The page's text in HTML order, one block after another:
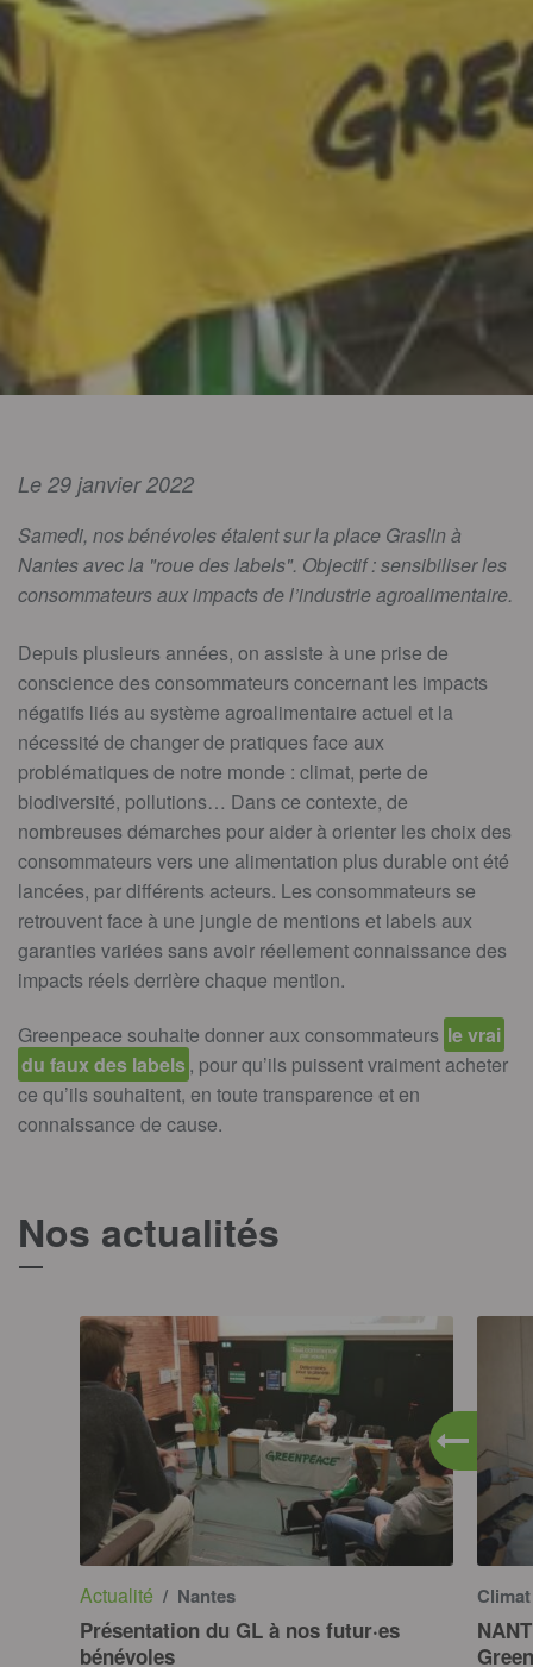
Le 29 janvier 2022
Samedi, nos bénévoles étaient sur la place Graslin à
Nantes avec la "roue des labels". Objectif : sensibiliser les
consommateurs aux impacts de l’industrie agroalimentaire.
Depuis plusieurs années, on assiste à une prise de
conscience des consommateurs concernant les impacts
négatifs liés au système agroalimentaire actuel et la
nécessité de changer de pratiques face aux
problématiques de notre monde : climat, perte de
biodiversité, pollutions… Dans ce contexte, de
nombreuses démarches pour aider à orienter les choix des
consommateurs vers une alimentation plus durable ont été
lancées, par différents acteurs. Les consommateurs se
retrouvent face à une jungle de mentions et labels aux
garanties variées sans avoir réellement connaissance des
impacts réels derrière chaque mention.
Greenpeace souhaite donner aux consommateurs le vrai
du faux des labels, pour qu’ils puissent vraiment acheter
ce qu’ils souhaitent, en toute transparence et en
connaissance de cause.
Nos actualités
Actualité / Nantes
Présentation du GL à nos futur·es
bénévoles